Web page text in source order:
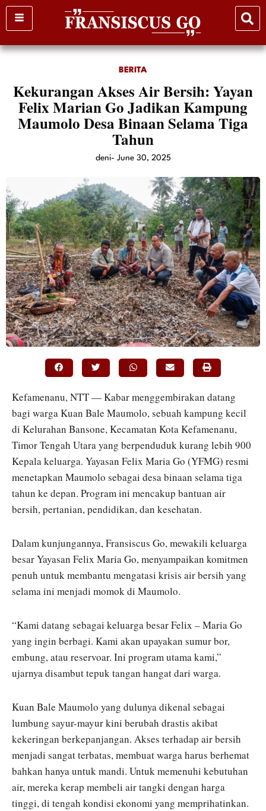
Skip
to
BERITA
Kekurangan Akses Air Bersih: Yayan
Felix Marian Go Jadikan Kampung
Maumolo Desa Binaan Selama Tiga
Tahun
deni- June 30, 2025
Kefamenanu, NTT — Kabar menggembirakan datang
bagi warga Kuan Bale Maumolo, sebuah kampung kecil
di Kelurahan Bansone, Kecamatan Kota Kefamenanu,
Timor Tengah Utara yang berpenduduk kurang lebih 900
Kepala keluarga. Yayasan Felix Maria Go (YFMG) resmi
menetapkan Maumolo sebagai desa binaan selama tiga
tahun ke depan. Program ini mencakup bantuan air
bersih, pertanian, pendidikan, dan kesehatan.
Dalam kunjungannya, Fransiscus Go, mewakili keluarga
besar Yayasan Felix Maria Go, menyampaikan komitmen
penuh untuk membantu mengatasi krisis air bersih yang
selama ini menjadi momok di Maumolo.
“Kami datang sebagai keluarga besar Felix – Maria Go
yang ingin berbagi. Kami akan upayakan sumur bor,
embung, atau reservoar. Ini program utama kami,”
ujarnya disambut tepuk tangan hangat dari warga.
Kuan Bale Maumolo yang dulunya dikenal sebagai
lumbung sayur-mayur kini berubah drastis akibat
kekeringan berkepanjangan. Akses terhadap air bersih
menjadi sangat terbatas, membuat warga harus berhemat
bahkan hanya untuk mandi. Untuk memenuhi kebutuhan
air, mereka kerap membeli air tangki dengan harga
tinggi, di tengah kondisi ekonomi yang memprihatinkan.